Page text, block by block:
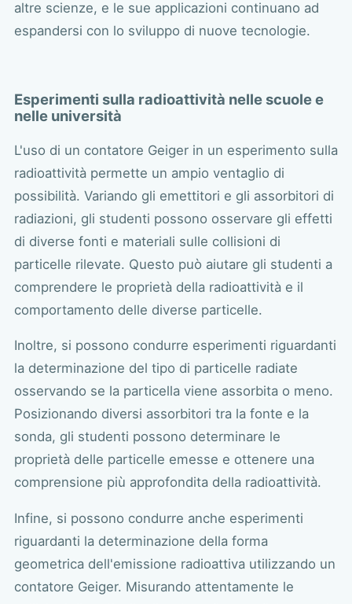
altre scienze, e le sue applicazioni continuano ad
espandersi con lo sviluppo di nuove tecnologie.
Esperimenti sulla radioattività nelle scuole e
nelle università
L'uso di un contatore Geiger in un esperimento sulla
radioattività permette un ampio ventaglio di
possibilità. Variando gli emettitori e gli assorbitori di
radiazioni, gli studenti possono osservare gli effetti
di diverse fonti e materiali sulle collisioni di
particelle rilevate. Questo può aiutare gli studenti a
comprendere le proprietà della radioattività e il
comportamento delle diverse particelle.
Inoltre, si possono condurre esperimenti riguardanti
la determinazione del tipo di particelle radiate
osservando se la particella viene assorbita o meno.
Posizionando diversi assorbitori tra la fonte e la
sonda, gli studenti possono determinare le
proprietà delle particelle emesse e ottenere una
comprensione più approfondita della radioattività.
Infine, si possono condurre anche esperimenti
riguardanti la determinazione della forma
geometrica dell'emissione radioattiva utilizzando un
contatore Geiger. Misurando attentamente le